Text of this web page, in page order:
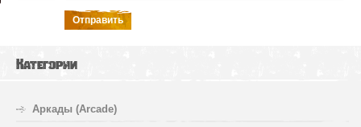
Отправить
Категории
Аркады (Arcade)